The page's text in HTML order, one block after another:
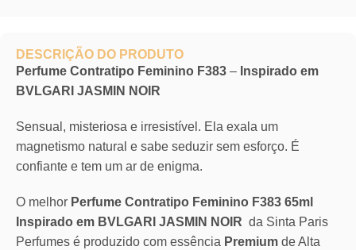
DESCRIÇÃO DO PRODUTO
Perfume Contratipo Feminino F383 – Inspirado em
BVLGARI JASMIN NOIR
Sensual, misteriosa e irresistível. Ela exala um
magnetismo natural e sabe seduzir sem esforço. É
confiante e tem um ar de enigma.
O melhor Perfume Contratipo Feminino F383 65ml
Inspirado em BVLGARI JASMIN NOIR da Sinta Paris
Perfumes é produzido com essência Premium de Alta